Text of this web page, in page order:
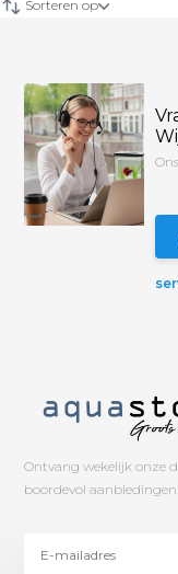
Sorteren op
Ontvang wekelijk onze
boordevol aanbiedingen